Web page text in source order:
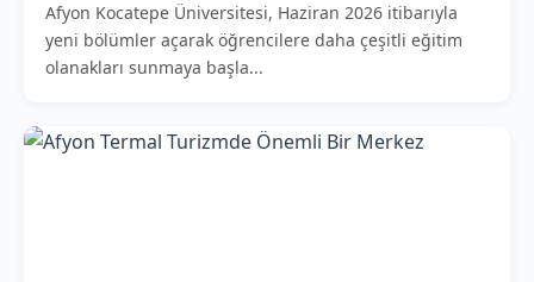
Afyon Kocatepe Üniversitesi, Haziran 2026 itibarıyla
yeni bölümler açarak öğrencilere daha çeşitli eğitim
olanakları sunmaya başla...